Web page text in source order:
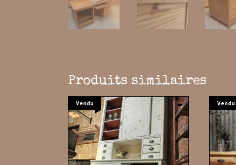
Produits similaires
Vendu Vendu